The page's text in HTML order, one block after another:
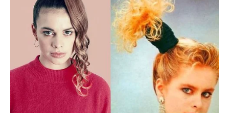
дивилася на темний двір.
— Мамо? — покликала я.
Вона обернулася. Її погляд був порожнім. Вона
вдивлялася в моє обличчя, намагаючись згадати, хто я.
— Вибачте, — сказала вона офіційно і трохи налякано. — Я
не хотіла будити вас. Я шукала свою доньку. Вона обіцяла
прийти сьогодні ввечері, але її все ще немає. Напевно,